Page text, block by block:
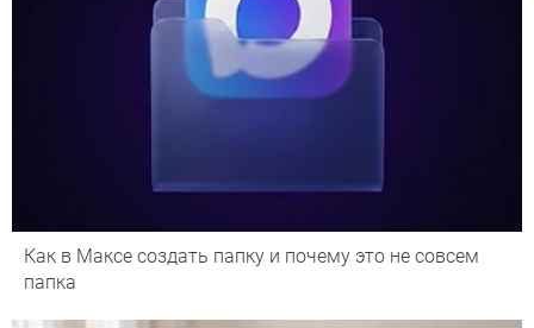
Как в Максе создать папку и почему это не совсем
папка